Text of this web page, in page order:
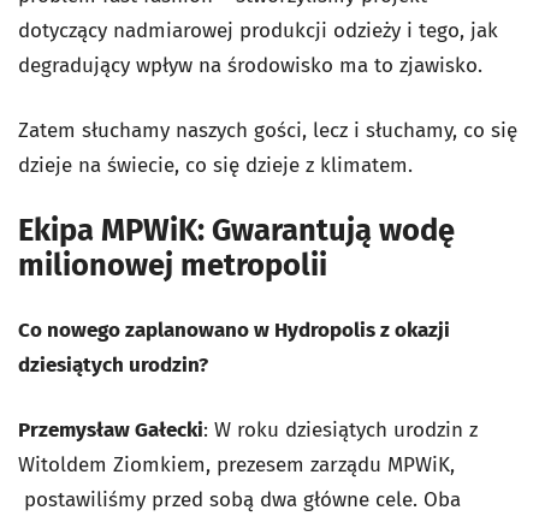
dotyczący nadmiarowej produkcji odzieży i tego, jak
degradujący wpływ na środowisko ma to zjawisko.
Zatem słuchamy naszych gości, lecz i słuchamy, co się
dzieje na świecie, co się dzieje z klimatem.
Ekipa MPWiK: Gwarantują wodę
milionowej metropolii
Co nowego zaplanowano w Hydropolis z okazji
dziesiątych urodzin?
Przemysław Gałecki: W roku dziesiątych urodzin z
Witoldem Ziomkiem, prezesem zarządu MPWiK,
postawiliśmy przed sobą dwa główne cele. Oba